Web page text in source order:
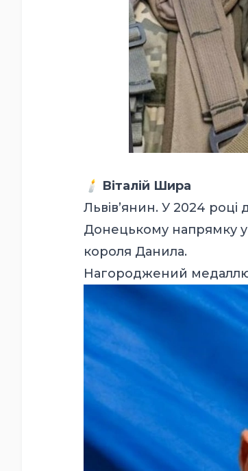
🕯️ Віталій Шира
Львів’янин. У 2024
Донецькому напрямку у
короля Данила.
Нагороджений медаллю